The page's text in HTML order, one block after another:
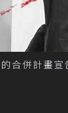
合併計畫宣